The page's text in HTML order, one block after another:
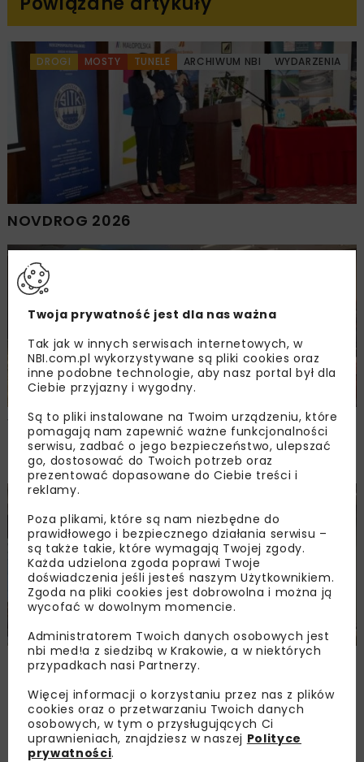
DROGI MOSTY TUNELE ARCHIWUM NBI WYDARZENIA
NOVDROG 2026
DROGI
Walne zgromadzenie członków
Ogólnopolskiej Izby Gospodarczej
Drogownictwa
KOLEJ
MOSTY TUNELE ARCHIWUM NBI WYDARZENIA
Młodzi Liderzy Budownictwa 2026
Załaduj więcej...
Twoja prywatność jest dla nas ważna
Tak jak w innych serwisach internetowych, w
NBI.com.pl wykorzystywane są pliki cookies oraz
inne podobne technologie, aby nasz portal był dla
Ciebie przyjazny i wygodny.
Są to pliki instalowane na Twoim urządzeniu, które
pomagają nam zapewnić ważne funkcjonalności
serwisu, zadbać o jego bezpieczeństwo, ulepszać
go, dostosować do Twoich potrzeb oraz
prezentować dopasowane do Ciebie treści i
reklamy.
Poza plikami, które są nam niezbędne do
prawidłowego i bezpiecznego działania serwisu –
są także takie, które wymagają Twojej zgody.
Każda udzielona zgoda poprawi Twoje
doświadczenia jeśli jesteś naszym Użytkownikiem.
Zgoda na pliki cookies jest dobrowolna i można ją
wycofać w dowolnym momencie.
Administratorem Twoich danych osobowych jest
nbi med!a z siedzibą w Krakowie, a w niektórych
przypadkach nasi Partnerzy.
Więcej informacji o korzystaniu przez nas z plików
cookies oraz o przetwarzaniu Twoich danych
osobowych, w tym o przysługujących Ci
uprawnieniach, znajdziesz w naszej Polityce
prywatności.